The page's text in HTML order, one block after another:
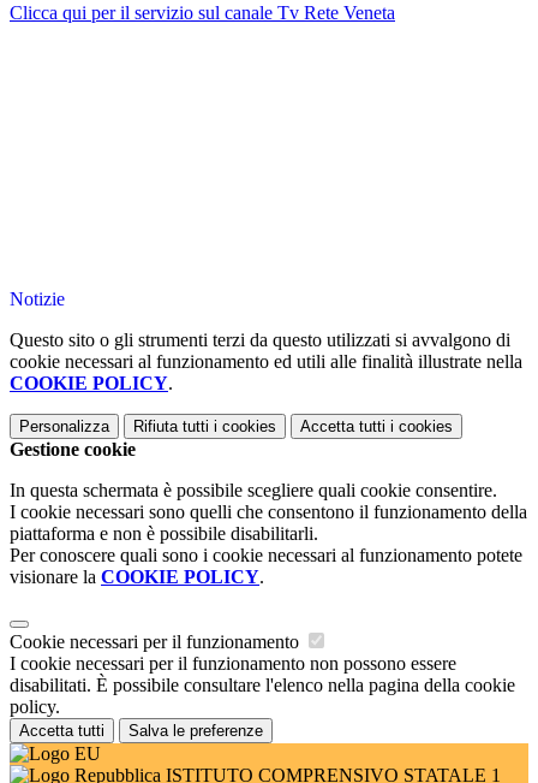
Clicca qui per il servizio sul canale Tv Rete Veneta
Notizie
Questo sito o gli strumenti terzi da questo utilizzati si avvalgono di
cookie necessari al funzionamento ed utili alle finalità illustrate nella
COOKIE POLICY.
Personalizza Rifiuta tutti i cookies Accetta tutti i cookies
Gestione cookie
In questa schermata è possibile scegliere quali cookie consentire.
I cookie necessari sono quelli che consentono il funzionamento della
piattaforma e non è possibile disabilitarli.
Per conoscere quali sono i cookie necessari al funzionamento potete
visionare la COOKIE POLICY.
Cookie necessari per il funzionamento
I cookie necessari per il funzionamento non possono essere
disabilitati. È possibile consultare l'elenco nella pagina della cookie
policy.
Accetta tutti Salva le preferenze
ISTITUTO COMPRENSIVO STATALE 1